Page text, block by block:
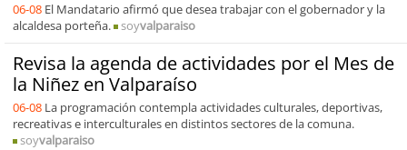
06-08 El Mandatario afirmó que desea trabajar con el gobernador y la
alcaldesa porteña.
soyvalparaiso
Revisa la agenda de actividades por el Mes de
la Niñez en Valparaíso
06-08 La programación contempla actividades culturales, deportivas,
recreativas e interculturales en distintos sectores de la comuna.
soyvalparaiso